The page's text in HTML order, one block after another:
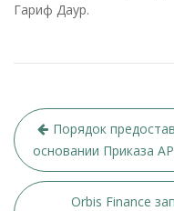
Гариф Даур.
Навигация
по
записям
Порядок
основании Приказа
Orbis Finance